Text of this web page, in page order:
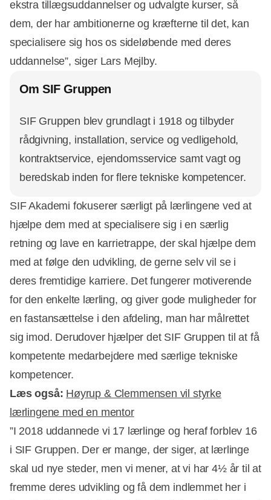
ekstra tillægsuddannelser og udvalgte kurser, så
dem, der har ambitionerne og kræfterne til det, kan
specialisere sig hos os sideløbende med deres
uddannelse”, siger Lars Mejlby.
Om SIF Gruppen
SIF Gruppen blev grundlagt i 1918 og tilbyder
rådgivning, installation, service og vedligehold,
kontraktservice, ejendomsservice samt vagt og
beredskab inden for flere tekniske kompetencer.
SIF Akademi fokuserer særligt på lærlingene ved at
hjælpe dem med at specialisere sig i en særlig
retning og lave en karrietrappe, der skal hjælpe dem
med at følge den udvikling, de gerne selv vil se i
deres fremtidige karriere. Det fungerer motiverende
for den enkelte lærling, og giver gode muligheder for
en fastansættelse i den afdeling, man har målrettet
sig imod. Derudover hjælper det SIF Gruppen til at få
kompetente medarbejdere med særlige tekniske
kompetencer.
Læs også: Høyrup & Clemmensen vil styrke
lærlingene med en mentor
”I 2018 uddannede vi 17 lærlinge og heraf forblev 16
i SIF Gruppen. Der er mange, der siger, at lærlinge
skal ud nye steder, men vi mener, at vi har 4½ år til at
fremme deres udvikling og få dem indlemmet her i